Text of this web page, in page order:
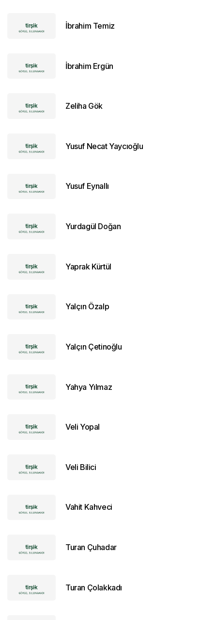
İbrahim Temiz
İbrahim Ergün
Zeliha Gök
Yusuf Necat Yaycıoğlu
Yusuf Eynallı
Yurdagül Doğan
Yaprak Kürtül
Yalçın Özalp
Yalçın Çetinoğlu
Yahya Yılmaz
Veli Yopal
Veli Bilici
Vahit Kahveci
Turan Çuhadar
Turan Çolakkadı